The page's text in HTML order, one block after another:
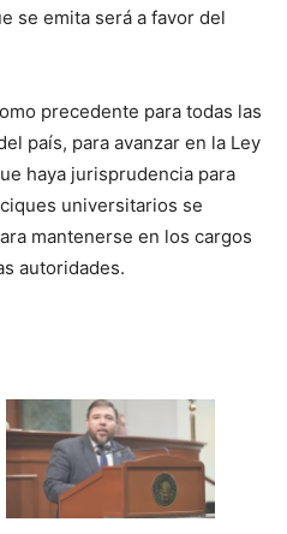
se emita será a favor del
precedente para todas las
país, para avanzar en la Ley
haya jurisprudencia para
universitarios se
mantenerse en los cargos
autoridades.